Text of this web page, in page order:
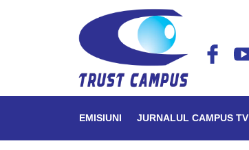
EMISIUNI JURNALUL CAMPUS TV